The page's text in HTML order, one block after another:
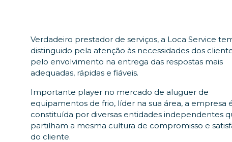
Verdadeiro prestador de serviços, a Loca Service
distinguido pela atenção às necessidades dos
pelo envolvimento na entrega das respostas mais
adequadas, rápidas e fiáveis.
Importante player no mercado de aluguer de
equipamentos de frio, líder na sua área, a empresa
constituída por diversas entidades independentes
partilham a mesma cultura de compromisso e
do cliente.